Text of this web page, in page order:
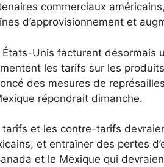
commerciaux
d’approvisionnement et
États-Unis facturent désormais
les tarifs sur les
des mesures de
répondrait dimanche.
tarifs et les contre-tarifs
et entraîner des pertes
et le Mexique qui